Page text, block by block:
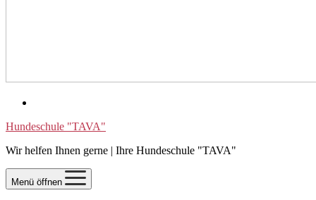
Hundeschule "TAVA"
Wir helfen Ihnen gerne | Ihre Hundeschule "TAVA"
Menü öffnen